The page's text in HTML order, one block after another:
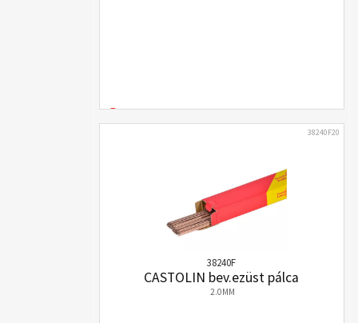
38240F20
38240F
CASTOLIN bev.ezüst pálca
2.0MM